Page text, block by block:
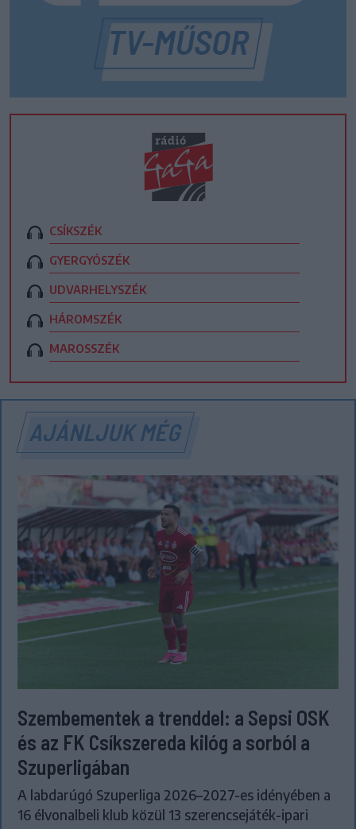
CSÍKSZÉK
GYERGYÓSZÉK
UDVARHELYSZÉK
HÁROMSZÉK
MAROSSZÉK
AJÁNLJUK MÉG
Szembementek a trenddel: a Sepsi OSK
és az FK Csíkszereda kilóg a sorból a
Szuperligában
A labdarúgó Szuperliga 2026–2027-es idényében a
16 élvonalbeli klub közül 13 szerencsejáték-ipari